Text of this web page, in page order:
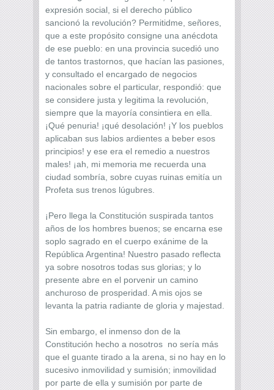
expresión social, si el derecho público
sancionó la revolución? Permitidme, señores,
que a este propósito consigne una anécdota
de ese pueblo: en una provincia sucedió uno
de tantos trastornos, que hacían las pasiones,
y consultado el encargado de negocios
nacionales sobre el particular, respondió: que
se considere justa y legitima la revolución,
siempre que la mayoría consintiera en ella.
¡Qué penuria! ¡qué desolación! ¡Y los pueblos
aplicaban sus labios ardientes a beber esos
principios! y ese era el remedio a nuestros
males! ¡ah, mi memoria me recuerda una
ciudad sombría, sobre cuyas ruinas emitía un
Profeta sus trenos lúgubres.
¡Pero llega la Constitución suspirada tantos
años de los hombres buenos; se encarna ese
soplo sagrado en el cuerpo exánime de la
República Argentina! Nuestro pasado reflecta
ya sobre nosotros todas sus glorias; y lo
presente abre en el porvenir un camino
anchuroso de prosperidad. A mis ojos se
levanta la patria radiante de gloria y majestad.
Sin embargo, el inmenso don de la
Constitución hecho a nosotros no sería más
que el guante tirado a la arena, si no hay en lo
sucesivo inmovilidad y sumisión; inmovilidad
por parte de ella y sumisión por parte de